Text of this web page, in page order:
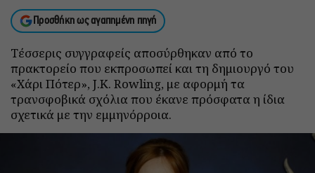
Προσθήκη ως αγαπημένη πηγή
Τέσσερις συγγραφείς αποσύρθηκαν από το
πρακτορείο που εκπροσωπεί και τη δημιουργό του
«Χάρι Πότερ», J.K. Rowling, με αφορμή τα
τρανσφοβικά σχόλια που έκανε πρόσφατα η ίδια
σχετικά με την εμμηνόρροια.